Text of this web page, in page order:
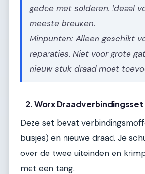
gedoe met solderen. Ideaal
meeste breuken.
Minpunten: Alleen geschikt
reparaties. Niet voor grote
nieuw stuk draad moet
2. Worx
Deze set bevat
buisjes) en nieuwe draad. Je
over de twee uiteinden en
met een tang.